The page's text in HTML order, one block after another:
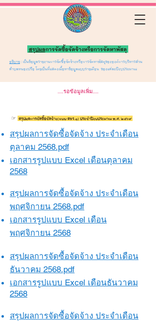
สรุปผลการจัดซื้อจัดจ้างหรือการจัดหาพัสดุ
อธิบาย: เป็นข้อมูลรายงานการจัดซื้อจัดจ้างหรือการจัดหาพัสดุขององค์การบริหารส่วน
ตำบลหนองปรือ โดยเป็นที่แสดงเนื้อหาข้อมูลแบบรายเดือน ของแต่ละปีงบประมาณ
....รอข้อมูลเพิ่ม....
☞ สรุปผลการจัดซื้อจัดจ้าง(แบบ สขร.1) ประจำปีงบประมาณ พ.ศ. 256๙
สรุปผลการจัดซื้อจัดจ้าง ประจำเดือน
ตุลาคม 2568.pdf​​
เอกสารรูปแบบ Excel เดือนตุลาคม
2568
สรุปผลการจัดซื้อจัดจ้าง ประจำเดือน
พฤศจิกายน 2568.pdf​​
เอกสารรูปแบบ Excel เดือน
พฤศจิกายน 2568
สรุปผลการจัดซื้อจัดจ้าง ประจำเดือน
ธันวาคม 2568.pdf​​
เอกสารรูปแบบ Excel เดือนธันวาคม
2568
สรุปผลการจัดซื้อจัดจ้าง ประจำเดือน